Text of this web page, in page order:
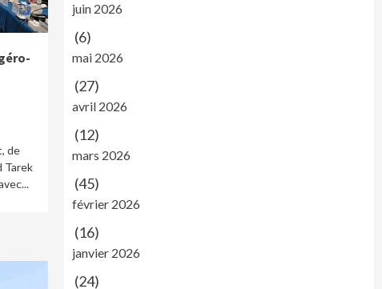
de
Tarek
juin 2026
(6)
mai 2026
(27)
avril 2026
(12)
mars 2026
(45)
février 2026
(16)
janvier 2026
(24)